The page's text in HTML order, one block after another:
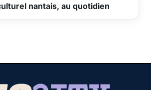
nantais, au quotidien